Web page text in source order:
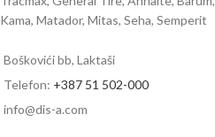
Kama, Matador, Mitas, Seha, Semperit
Boškovići bb, Laktaši
Telefon: +387 51 502-000
info@dis-a.com